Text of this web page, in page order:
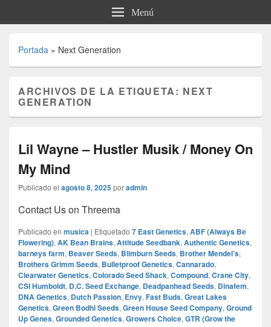
Menú
Portada » Next Generation
ARCHIVOS DE LA ETIQUETA: NEXT
GENERATION
Lil Wayne – Hustler Musik / Money On
My Mind
Publicado el agosto 8, 2025poradmin
Contact Us on Threema
Publicado en musica | Etiquetado 7 East Genetics, ABF (Always Be
Flowering), AK Bean Brains, Attitude Seedbank, Authentic Genetics,
barneys farm, Beaver Seeds, Blimburn Seeds, Brother Mendel’s,
Brothers Grimm Seeds, Bulletproof Genetics, Cannarado,
Clearwater Genetics, Colorado Seed Shack, Compound, Crane City,
CSI Humboldt, D.C. Seed Exchange, Deadpanhead Seeds, Dinafem,
DNA Genetics, Dutch Passion, Envy, Fast Buds, Great Lakes
Genetics, Green Bodhi Seeds, Green House Seed Company, Ground
Up Genes, Grounded Genetics, Growers Choice, GTR (Grow the